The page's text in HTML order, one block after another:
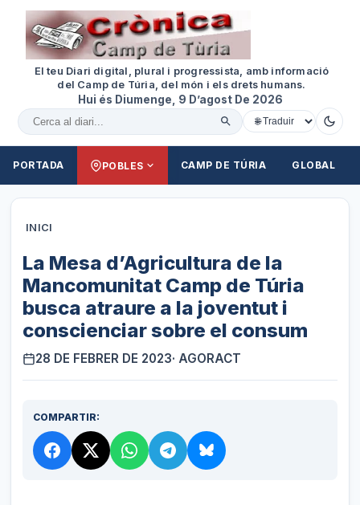
El teu Diari digital, plural i progressista, amb informació
del Camp de Túria, del món i els drets humans.
Hui és Diumenge, 9 D’agost De 2026
Cercar al diari
PORTADA POBLES CAMP DE TÚRIA GLOBAL
INICI
La Mesa d’Agricultura de la
Mancomunitat Camp de Túria
busca atraure a la joventut i
conscienciar sobre el consum
28 DE FEBRER DE 2023· AGORACT
COMPARTIR: